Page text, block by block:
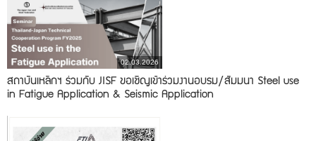
02.03.2026
สถาบันเหล็กฯ ร่วมกับ JISF ขอเชิญเข้าร่วมงานอบรม/สัมมนา Steel use
in Fatigue Application & Seismic Application